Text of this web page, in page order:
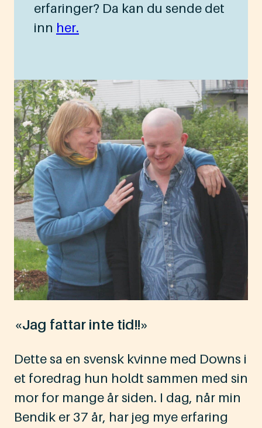
erfaringer? Da kan du sende det
inn her.
«Jag fattar inte tid!!»
Dette sa en svensk kvinne med Downs i
et foredrag hun holdt sammen med sin
mor for mange år siden. I dag, når min
Bendik er 37 år, har jeg mye erfaring